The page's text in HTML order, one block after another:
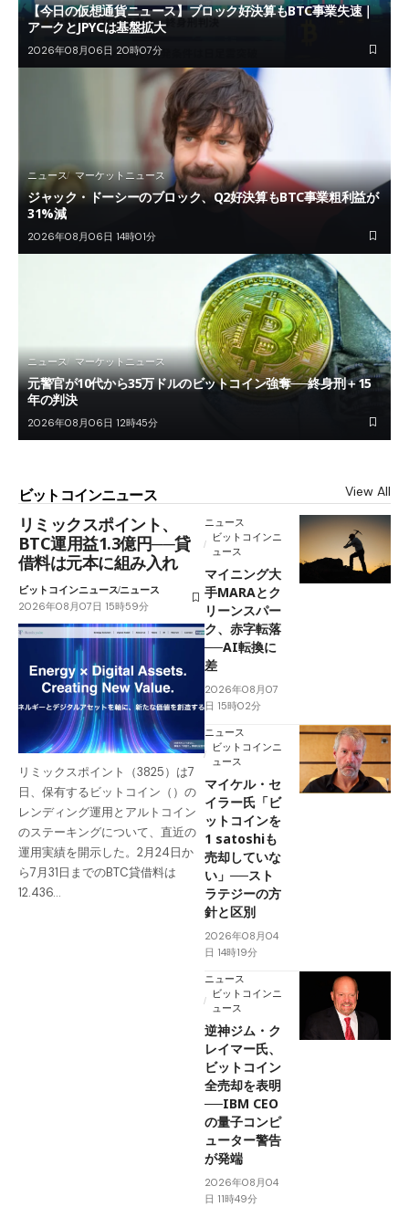
【今日の仮想通貨ニュース】ブロック好決算もBTC事業失速｜
アークとJPYCは基盤拡大
2026年08月06日 20時07分
ニュース マーケットニュース
ジャック・ドーシーのブロック、Q2好決算もBTC事業粗利益が
31%減
2026年08月06日 14時01分
ニュース マーケットニュース
元警官が10代から35万ドルのビットコイン強奪──終身刑＋15
年の判決
2026年08月06日 12時45分
ビットコインニュース View All
リミックスポイント、
BTC運用益1.3億円──貸
借料は元本に組み入れ
ビットコインニュースニュース
2026年08月07日 15時59分
リミックスポイント（3825）は7
日、保有するビットコイン（）の
レンディング運用とアルトコイン
のステーキングについて、直近の
運用実績を開示した。2月24日か
ら7月31日までのBTC貸借料は
12.436…
ニュース
ビットコインニ
ュース
マイニング大
手MARAとク
リーンスパー
ク、赤字転落
──AI転換に
差
2026年08月07
日 15時02分
ニュース
ビットコインニ
ュース
マイケル・セ
イラー氏「ビ
ットコインを
1 satoshiも
売却していな
い」──スト
ラテジーの方
針と区別
2026年08月04
日 14時19分
ニュース
ビットコインニ
ュース
逆神ジム・ク
レイマー氏、
ビットコイン
全売却を表明
──IBM CEO
の量子コンピ
ューター警告
が発端
2026年08月04
日 11時49分